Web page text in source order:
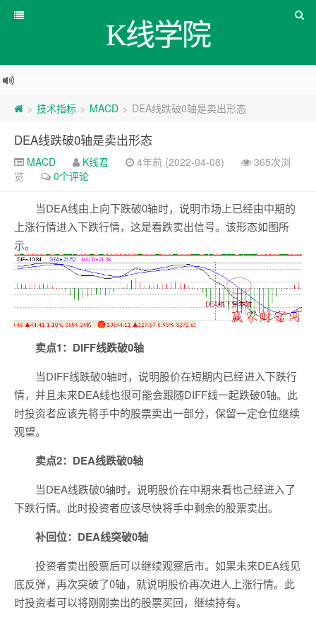
K线学院
> 技术指标 > MACD > DEA线跌破0轴是卖出形态
DEA线跌破0轴是卖出形态
MACD K线君 4年前 (2022-04-08)
365次浏
览
0个评论
当DEA线由上向下跌破0轴时，说明市场上已经由中期的
上涨行情进入下跌行情，这是看跌卖出信号。该形态如图所
示。
卖点1：DIFF线跌破0轴
当DIFF线跌破0轴时，说明股价在短期内已经进入下跌行
情，并且未来DEA线也很可能会跟随DIFF线一起跌破0轴。此
时投资者应该先将手中的股票卖出一部分，保留一定仓位继续
观望。
卖点2：DEA线跌破0轴
当DEA线跌破0轴时，说明股价在中期来看也己经进入了
下跌行情。此时投资者应该尽快将手中剩余的股票卖出。
补回位：DEA线突破0轴
投资者卖出股票后可以继续观察后市。如果未来DEA线见
底反弹，再次突破了0轴，就说明股价再次进人上涨行情。此
时投资者可以将刚刚卖出的股票买回，继续持有。